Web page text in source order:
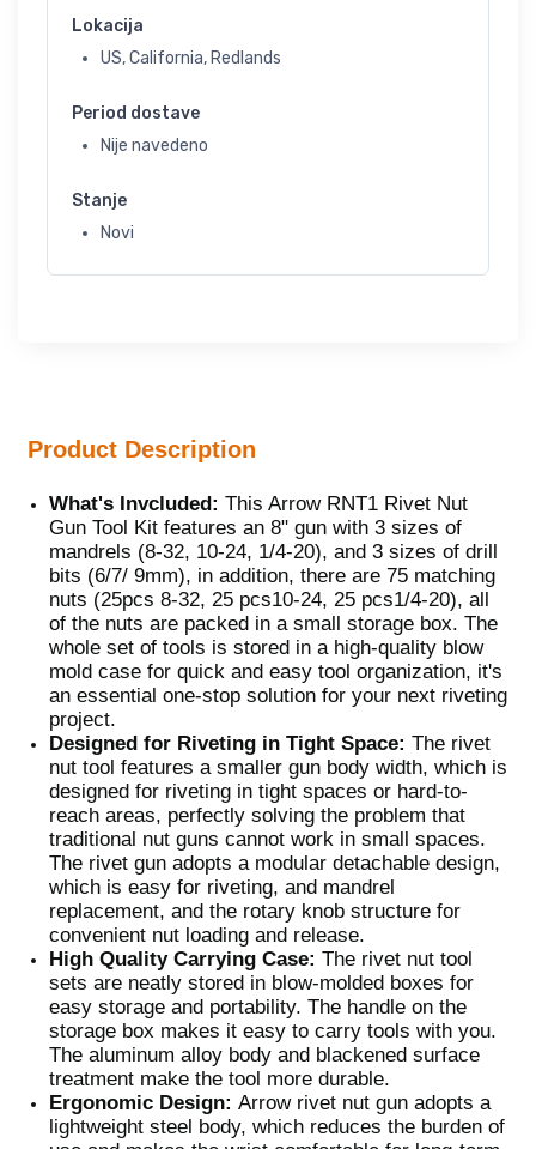
Lokacija
US, California, Redlands
Period dostave
Nije navedeno
Stanje
Novi